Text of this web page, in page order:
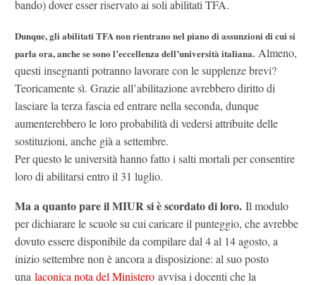
bando) dover esser riservato ai soli abilitati TFA.
Dunque, gli abilitati TFA non rientrano nel piano di assunzioni di cui si
parla ora, anche se sono l’eccellenza dell’università italiana. Almeno,
questi insegnanti potranno lavorare con le supplenze brevi?
Teoricamente sì. Grazie all’abilitazione avrebbero diritto di
lasciare la terza fascia ed entrare nella seconda, dunque
aumenterebbero le loro probabilità di vedersi attribuite delle
sostituzioni, anche già a settembre.
Per questo le università hanno fatto i salti mortali per consentire
loro di abilitarsi entro il 31 luglio.
Ma a quanto pare il MIUR si è scordato di loro. Il modulo
per dichiarare le scuole su cui caricare il punteggio, che avrebbe
dovuto essere disponibile da compilare dal 4 al 14 agosto, a
inizio settembre non è ancora a disposizione: al suo posto
una laconica nota del Ministero avvisa i docenti che la